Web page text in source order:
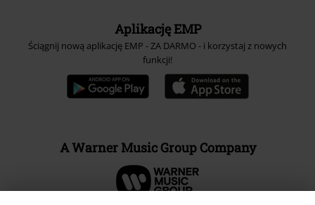
Aplikację EMP
Ściągnij nową aplikację EMP - ZA DARMO - i korzystaj z nowych
funkcji!
A Warner Music Group Company